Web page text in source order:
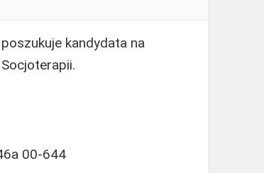
kandydata na
00-644